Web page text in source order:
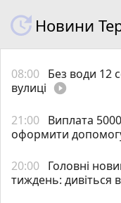
Новини
08:00 Без води 12
вулиці play_circle_filled
21:00 Виплата
оформити
20:00 Головні
тиждень: дивіться